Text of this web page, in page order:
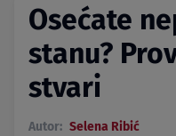
Osećate
stanu?
stvari
Autor: Selena Ribić